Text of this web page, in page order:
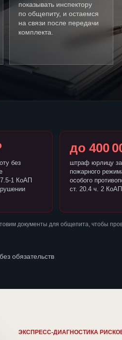
показывать инспектору
по общепиту, и остаемся
на связи после передачи
комплекта.
без
1 КоАП
до 400
штраф юрлицу
пожарного
особого
ст. 20.4 ч. 2
документы для общепита, чтобы
обязательств
ЭКСПРЕСС-ДИАГНОСТИКА